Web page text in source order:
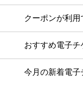
クーポンが利
おすすめ電子
今月の新着電子